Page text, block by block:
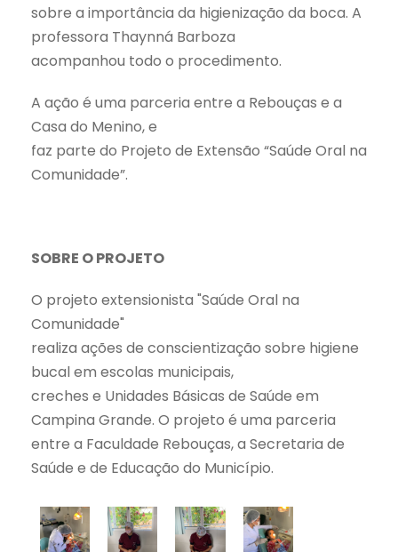
sobre a importância da higienização da boca. A
professora Thaynná Barboza
acompanhou todo o procedimento.
A ação é uma parceria entre a Rebouças e a
Casa do Menino, e
faz parte do Projeto de Extensão “Saúde Oral na
Comunidade”.
SOBRE O PROJETO
O projeto extensionista "Saúde Oral na
Comunidade"
realiza ações de conscientização sobre higiene
bucal em escolas municipais,
creches e Unidades Básicas de Saúde em
Campina Grande. O projeto é uma parceria
entre a Faculdade Rebouças, a Secretaria de
Saúde e de Educação do Município.